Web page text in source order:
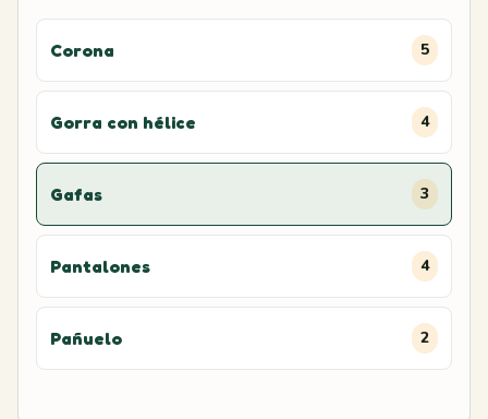
Corona 5
Gorra con hélice 4
Gafas 3
Pantalones 4
Pañuelo 2